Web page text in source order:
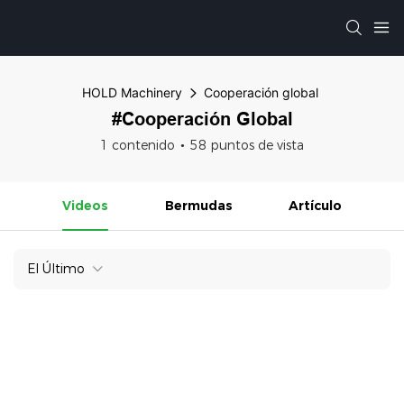
HOLD Machinery Cooperación global
#Cooperación Global
1 contenido 58 puntos de vista
Videos Bermudas Artículo
El Último